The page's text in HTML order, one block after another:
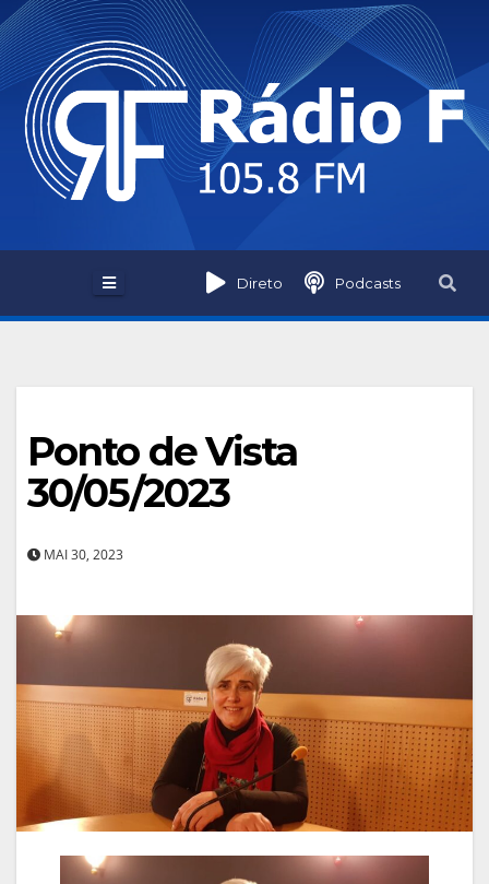
Skip
to
content
Direto Podcasts
Ponto de Vista
30/05/2023
MAI 30, 2023